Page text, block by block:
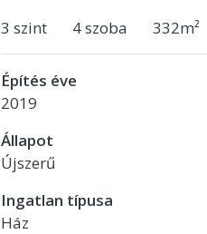
3 szint
4 szoba 332m²
Építés éve
2019
Állapot
Újszerű
Ingatlan típusa
Ház